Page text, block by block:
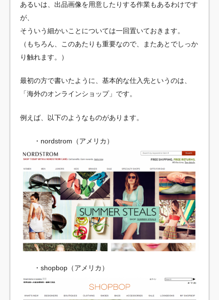
あるいは、出品画像を用意したりする作業もあるわけです
が、
そういう細かいことについては一回置いておきます。
（もちろん、このあたりも重要なので、またあとでしっか
り触れます。）
最初の方で書いたように、基本的な仕入先というのは、
「海外のオンラインショップ」です。
例えば、以下のようなものがあります。
・nordstrom（アメリカ）
・shopbop（アメリカ）